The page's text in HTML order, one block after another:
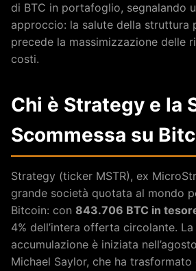
di BTC in portafoglio, segnalando
approccio: la salute della struttura
precede la massimizzazione delle
costi.
Chi è Strategy e la
Scommessa su
Strategy (ticker MSTR), ex
grande società quotata al mondo
Bitcoin: con 843.706 BTC in
4% dell’intera offerta circolante.
accumulazione è iniziata
Michael Saylor, che ha trasformato